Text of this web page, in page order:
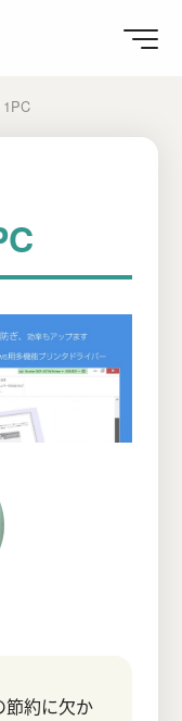
節約に欠か